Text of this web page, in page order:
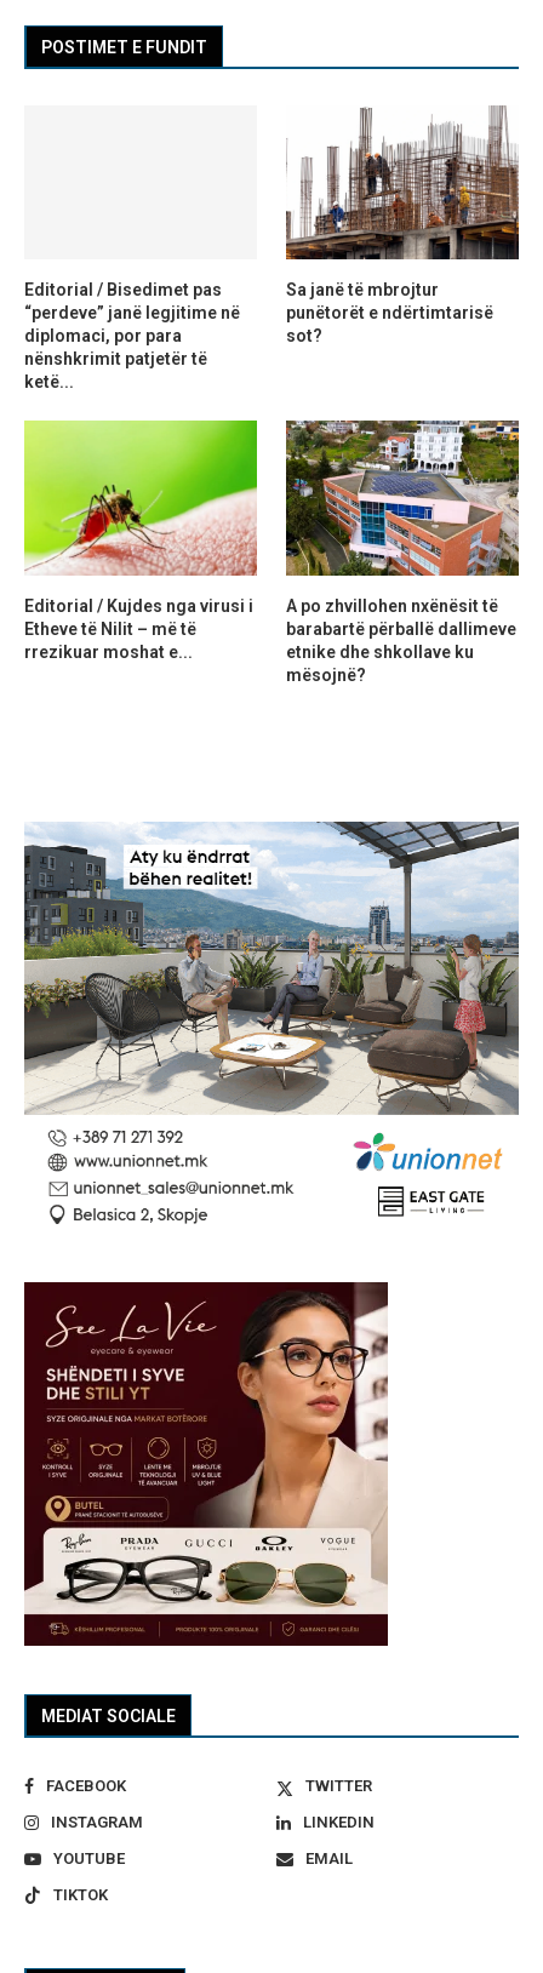
MEDIAT SOCIALE
FACEBOOK
TWITTER
INSTAGRAM
LINKEDIN
YOUTUBE
EMAIL
TIKTOK
POSTIMET E FUNDIT
Editorial / Bisedimet pas
“perdeve” janë legjitime në
diplomaci, por para
nënshkrimit patjetër të
ketë...
Sa janë të mbrojtur
punëtorët e ndërtimtarisë
sot?
Editorial / Kujdes nga virusi i
Etheve të Nilit – më të
rrezikuar moshat e...
A po zhvillohen nxënësit të
barabartë përballë dallimeve
etnike dhe shkollave ku
mësojnë?